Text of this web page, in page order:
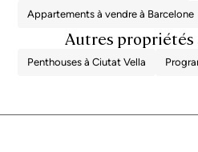
Appartements à vendre à Barcelone
Autres propriétés
Penthouses à Ciutat Vella